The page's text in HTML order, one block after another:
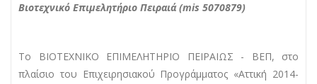
Βιοτεχνικό Επιμελητήριο Πειραιά (mis 5070879)
Το ΒΙΟΤΕΧΝΙΚΟ ΕΠΙΜΕΛΗΤΗΡΙΟ ΠΕΙΡΑΙΩΣ - ΒΕΠ, στο
πλαίσιο του Επιχειρησιακού Προγράμματος «Αττική 2014-